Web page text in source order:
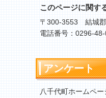
このページに関す
〒300-3553 結城
電話番号：0296-
アンケート
八千代町ホームペ